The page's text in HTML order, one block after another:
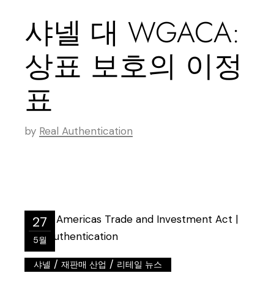
샤넬 대 WGACA:
상표 보호의 이정
표
by Real Authentication
27
5월
샤넬 /재판매 산업 / 리테일 뉴스